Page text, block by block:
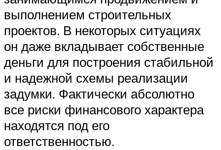
выполнением строительных
проектов. В некоторых ситуациях
он даже вкладывает собственные
деньги для построения стабильной
и надежной схемы реализации
задумки. Фактически абсолютно
все риски финансового характера
находятся под его
ответственностью.